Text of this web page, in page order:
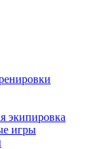
экипировка
игры